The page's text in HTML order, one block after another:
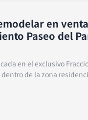
en
Paseo del
en el exclusivo
de la zona